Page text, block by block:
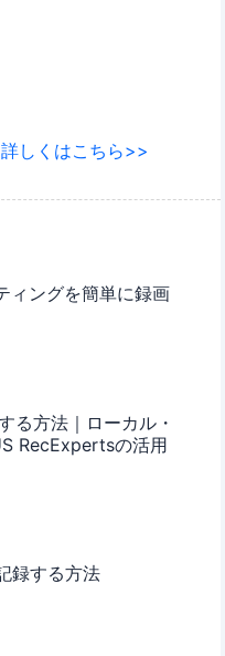
しくはこちら>>
ングを簡単に録画
る方法｜ローカル・
RecExpertsの活用
録する方法